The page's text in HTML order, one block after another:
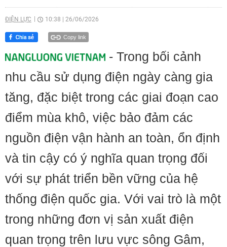
ĐIỆN LỰC 10:38 26/06/2026
Copy link
- Trong bối cảnh
nhu cầu sử dụng điện ngày càng gia
tăng, đặc biệt trong các giai đoạn cao
điểm mùa khô, việc bảo đảm các
nguồn điện vận hành an toàn, ổn định
và tin cậy có ý nghĩa quan trọng đối
với sự phát triển bền vững của hệ
thống điện quốc gia. Với vai trò là một
trong những đơn vị sản xuất điện
quan trọng trên lưu vực sông Gâm,